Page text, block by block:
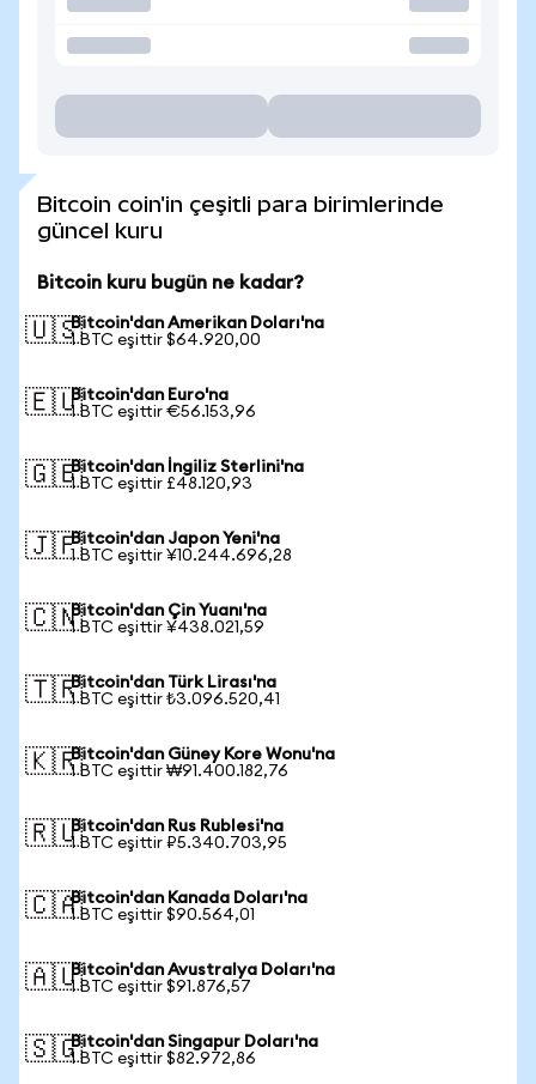
Bitcoin coin'in çeşitli para birimlerinde
güncel kuru
Bitcoin kuru bugün ne kadar?
🇺🇸Bitcoin'dan Amerikan Doları'na
1 BTC eşittir $64.920,00
🇪🇺Bitcoin'dan Euro'na
1 BTC eşittir €56.153,96
🇬🇧Bitcoin'dan İngiliz Sterlini'na
1 BTC eşittir £48.120,93
🇯🇵Bitcoin'dan Japon Yeni'na
1 BTC eşittir ¥10.244.696,28
🇨🇳Bitcoin'dan Çin Yuanı'na
1 BTC eşittir ¥438.021,59
🇹🇷Bitcoin'dan Türk Lirası'na
1 BTC eşittir ₺3.096.520,41
🇰🇷Bitcoin'dan Güney Kore Wonu'na
1 BTC eşittir ₩91.400.182,76
🇷🇺Bitcoin'dan Rus Rublesi'na
1 BTC eşittir ₽5.340.703,95
🇨🇦Bitcoin'dan Kanada Doları'na
1 BTC eşittir $90.564,01
🇦🇺Bitcoin'dan Avustralya Doları'na
1 BTC eşittir $91.876,57
🇸🇬Bitcoin'dan Singapur Doları'na
1 BTC eşittir $82.972,86